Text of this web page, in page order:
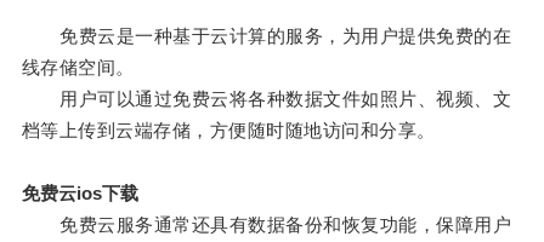
免费云是一种基于云计算的服务，为用户提供免费的在
线存储空间。
用户可以通过免费云将各种数据文件如照片、视频、文
档等上传到云端存储，方便随时随地访问和分享。
免费云ios下载
免费云服务通常还具有数据备份和恢复功能，保障用户